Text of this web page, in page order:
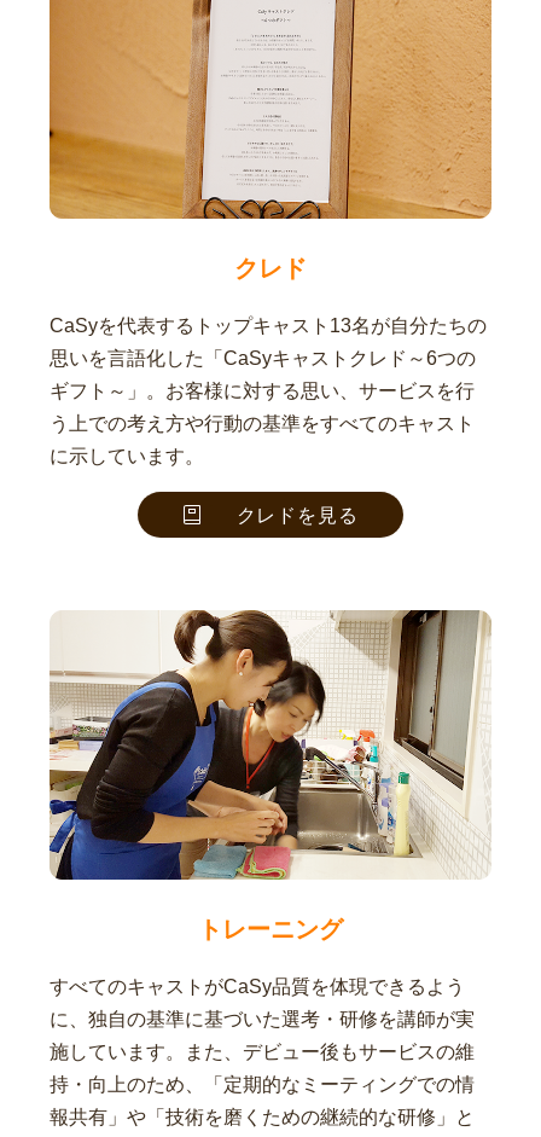
クレド
CaSyを代表するトップキャスト13名が自分たちの
思いを言語化した「CaSyキャストクレド～6つの
ギフト～」。お客様に対する思い、サービスを行
う上での考え方や行動の基準をすべてのキャスト
に示しています。
クレドを見る
トレーニング
すべてのキャストがCaSy品質を体現できるよう
に、独自の基準に基づいた選考・研修を講師が実
施しています。また、デビュー後もサービスの維
持・向上のため、「定期的なミーティングでの情
報共有」や「技術を磨くための継続的な研修」と